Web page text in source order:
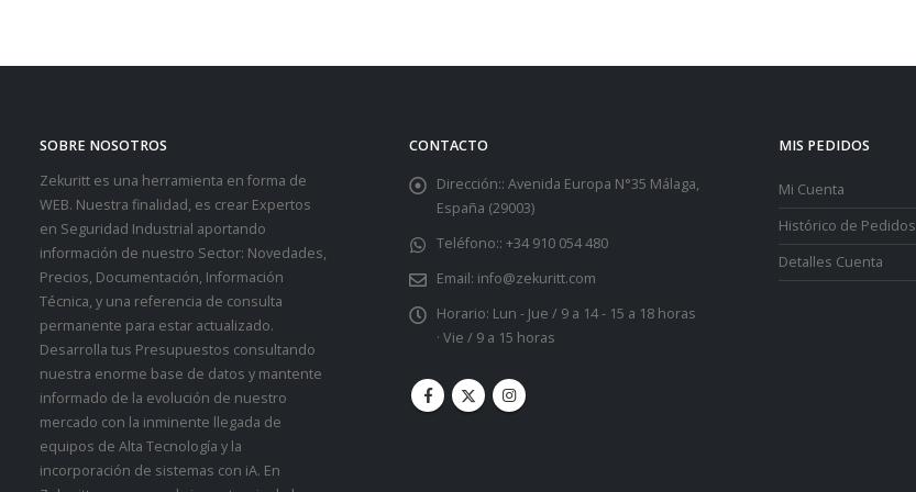
SOBRE NOSOTROS
Zekuritt es una herramienta en forma de
WEB. Nuestra finalidad, es crear Expertos
en Seguridad Industrial aportando
información de nuestro Sector: Novedades,
Precios, Documentación, Información
Técnica, y una referencia de consulta
permanente para estar actualizado.
Desarrolla tus Presupuestos consultando
nuestra enorme base de datos y mantente
informado de la evolución de nuestro
mercado con la inminente llegada de
equipos de Alta Tecnología y la
incorporación de sistemas con iA. En
CONTACTO
Dirección:: Avenida Europa N°35 Málaga,
España (29003)
Teléfono:: +34 910 054 480
Email: info@zekuritt.com
Horario: Lun - Jue / 9 a 14 - 15 a 18 horas
· Vie / 9 a 15 horas
MIS PEDIDOS
Mi Cuenta
Histórico de Pedidos
Detalles Cuenta